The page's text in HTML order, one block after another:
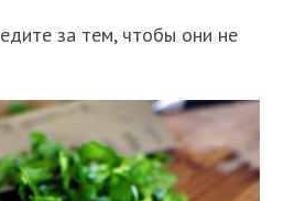
за тем, чтобы они не